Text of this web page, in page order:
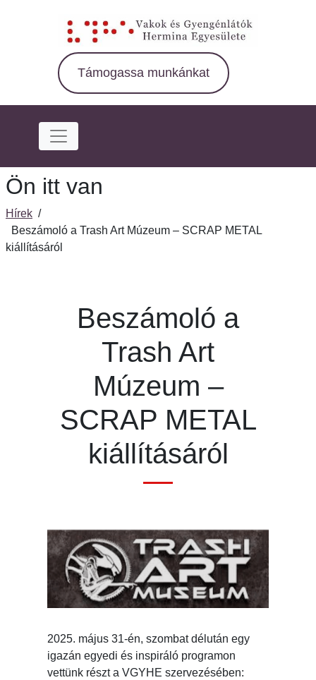
Támogassa munkánkat
Ön itt van
Hírek /
Beszámoló a Trash Art Múzeum – SCRAP METAL
kiállításáról
Beszámoló a
Trash Art
Múzeum –
SCRAP METAL
kiállításáról
2025. május 31-én, szombat délután egy
igazán egyedi és inspiráló programon
vettünk részt a VGYHE szervezésében: